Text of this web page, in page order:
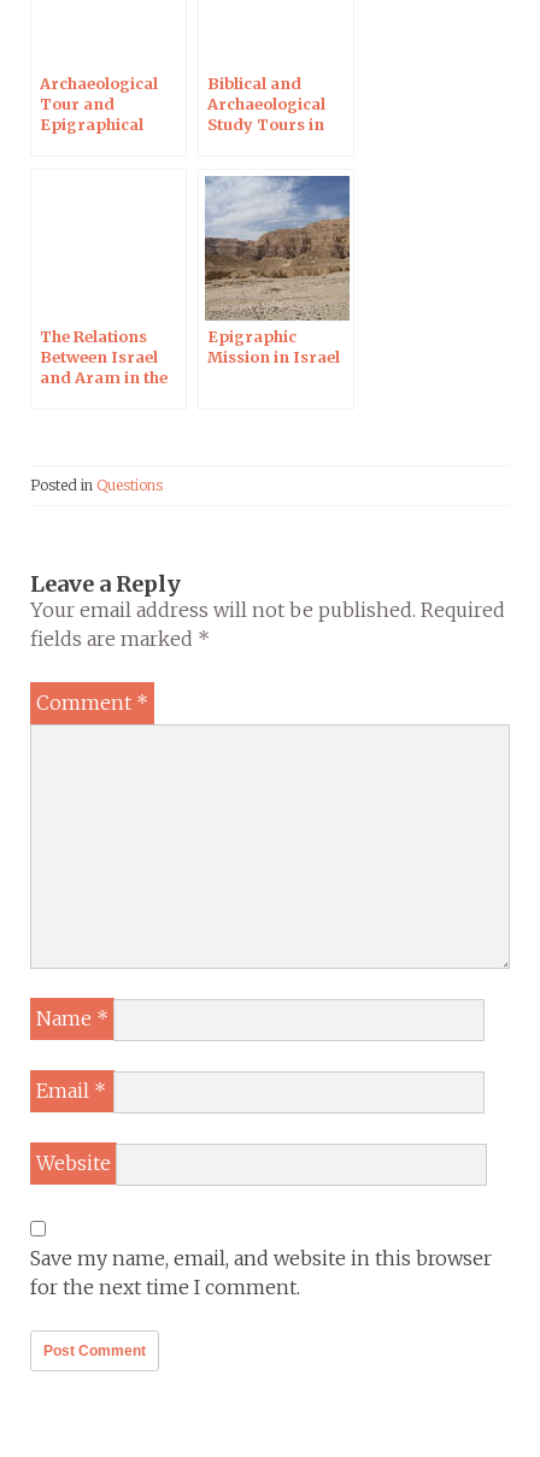
Archaeological
Tour and
Epigraphical
Biblical and
Archaeological
Study Tours in
The Relations
Between Israel
and Aram in the
Epigraphic
Mission in Israel
Posted in Questions
Leave a Reply
Your email address will not be published. Required
fields are marked *
Comment *
Name *
Email *
Website
Save my name, email, and website in this browser
for the next time I comment.